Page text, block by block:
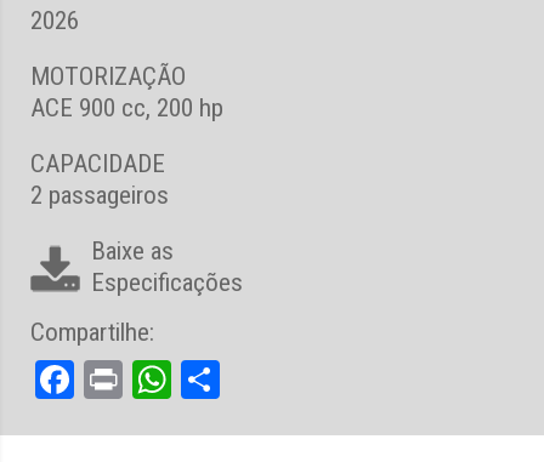
2026
MOTORIZAÇÃO
ACE 900 cc, 200 hp
CAPACIDADE
2 passageiros
Baixe as
Especificações
Compartilhe:
Facebook
PrintWhatsApp